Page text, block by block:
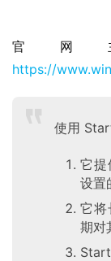
n
1
官网
https://
使用
它提
设置
它将
期对